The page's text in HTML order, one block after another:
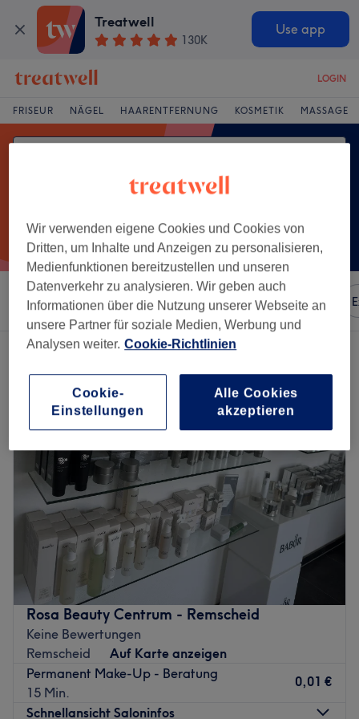
Treatwell
130K
Use app
LOGIN
FRISEUR NÄGEL HAARENTFERNUNG KOSMETIK MASSAGE
Sortieren nach Besonderheiten Marken Salons
Ein Salon, der anbietet:
Rosa Beauty Centrum - Remscheid
Keine Bewertungen
Remscheid
Auf Karte anzeigen
Permanent Make-Up - Beratung
15 Min.
0,01 €
Schnellansicht Saloninfos
Wir verwenden eigene Cookies und Cookies von
Dritten, um Inhalte und Anzeigen zu personalisieren,
Medienfunktionen bereitzustellen und unseren
Datenverkehr zu analysieren. Wir geben auch
Informationen über die Nutzung unserer Webseite an
unsere Partner für soziale Medien, Werbung und
Analysen weiter. Cookie-Richtlinien
Cookie-
Einstellungen
Alle Cookies
akzeptieren